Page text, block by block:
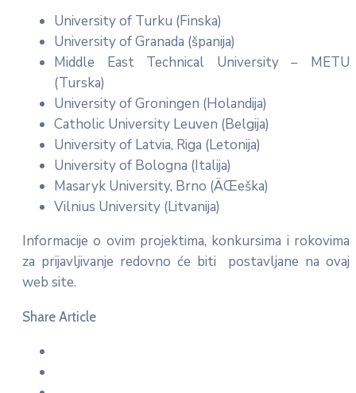
University of Turku (Finska)
University of Granada (španija)
Middle East Technical University – METU
(Turska)
University of Groningen (Holandija)
Catholic University Leuven (Belgija)
University of Latvia, Riga (Letonija)
University of Bologna (Italija)
Masaryk University, Brno (ÄŒeška)
Vilnius University (Litvanija)
Informacije o ovim projektima, konkursima i rokovima
za prijavljivanje redovno će biti postavljane na ovaj
web site.
Share Article